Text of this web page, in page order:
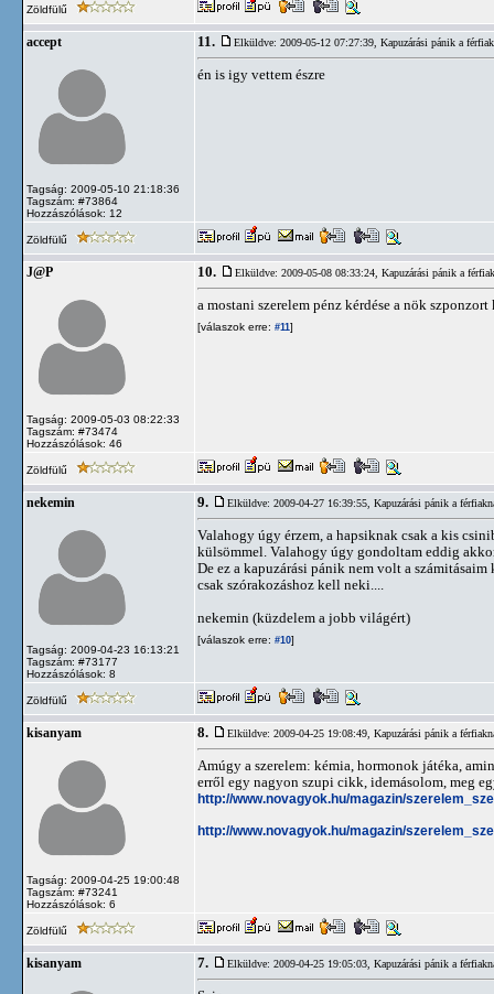
Zöldfülű
accept
Tagság: 2009-05-10 21:18:36
Tagszám: #73864
Hozzászólások: 12
11. Elküldve: 2009-05-12 07:27:39, Kapuzárási pánik a
én is igy vettem észre
Zöldfülű
J@P
Tagság: 2009-05-03 08:22:33
Tagszám: #73474
Hozzászólások: 46
10. Elküldve: 2009-05-08 08:33:24, Kapuzárási pánik a
a mostani szerelem pénz kérdése a nök
[válaszok erre: #11]
Zöldfülű
nekemin
Tagság: 2009-04-23 16:13:21
Tagszám: #73177
Hozzászólások: 8
9. Elküldve: 2009-04-27 16:39:55, Kapuzárási pánik a
Valahogy úgy érzem, a hapsiknak csak a kis
külsömmel. Valahogy úgy gondoltam eddig
De ez a kapuzárási pánik nem volt a
csak szórakozáshoz kell neki....
nekemin (küzdelem a jobb világért)
[válaszok erre: #10]
Zöldfülű
kisanyam
Tagság: 2009-04-25 19:00:48
Tagszám: #73241
Hozzászólások: 6
8. Elküldve: 2009-04-25 19:08:49, Kapuzárási pánik a
Amúgy a szerelem: kémia, hormonok játéka,
erről egy nagyon szupi cikk, idemásolom, meg
http://www.novagyok.hu/magazin/
http://www.novagyok.hu/magazin/
Zöldfülű
kisanyam 7. Elküldve: 2009-04-25 19:05:03, Kapuzárási pánik a